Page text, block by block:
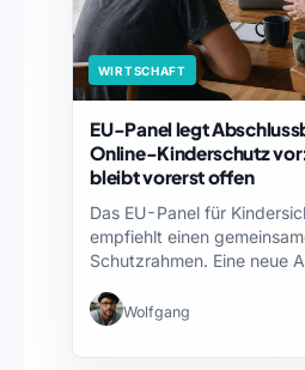
WIRTSCHAFT
EU-Panel legt
Online-Kinderschutz
bleibt vorerst offen
Das EU-Panel für
empfiehlt einen
Schutzrahmen. Eine neue
Wolfgang